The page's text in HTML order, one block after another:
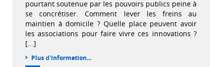
pourtant soutenue par les pouvoirs publics peine à
se concrétiser. Comment lever les freins au
maintien à domicile ? Quelle place peuvent avoir
les associations pour faire vivre ces innovations ?
[...]
Plus d'information...